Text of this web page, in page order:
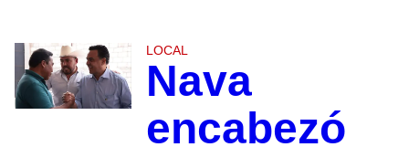
LOCAL
Nava
encabezó